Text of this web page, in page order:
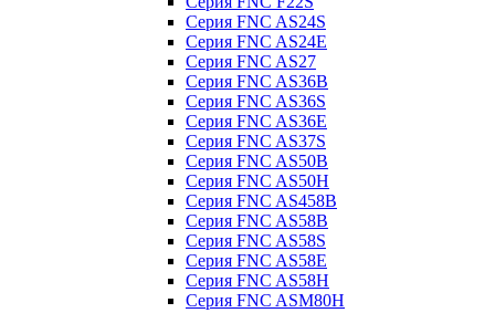
Серия FNC AS24S
Серия FNC AS24E
Серия FNC AS27
Серия FNC AS36B
Серия FNC AS36S
Серия FNC AS36E
Серия FNC AS37S
Серия FNC AS50B
Серия FNC AS50H
Серия FNC AS458B
Серия FNC AS58B
Серия FNC AS58S
Серия FNC AS58E
Серия FNC AS58H
Серия FNC ASM80H